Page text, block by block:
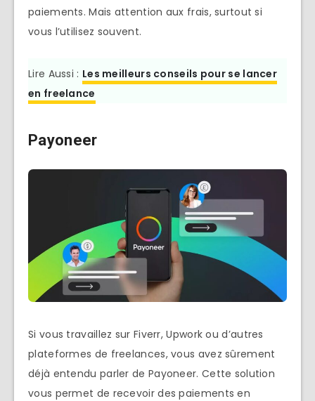
paiements. Mais attention aux frais, surtout si
vous l’utilisez souvent.
Lire Aussi : Les meilleurs conseils pour se lancer
en freelance
Payoneer
Si vous travaillez sur Fiverr, Upwork ou d’autres
plateformes de freelances, vous avez sûrement
déjà entendu parler de Payoneer. Cette solution
vous permet de recevoir des paiements en